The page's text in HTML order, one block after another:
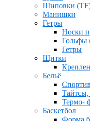
Шиповки
Манишки
Гетры
Носки
Гольфы
Гетры
Щитки
Бельё
Термо-
Баскетбол
Форма